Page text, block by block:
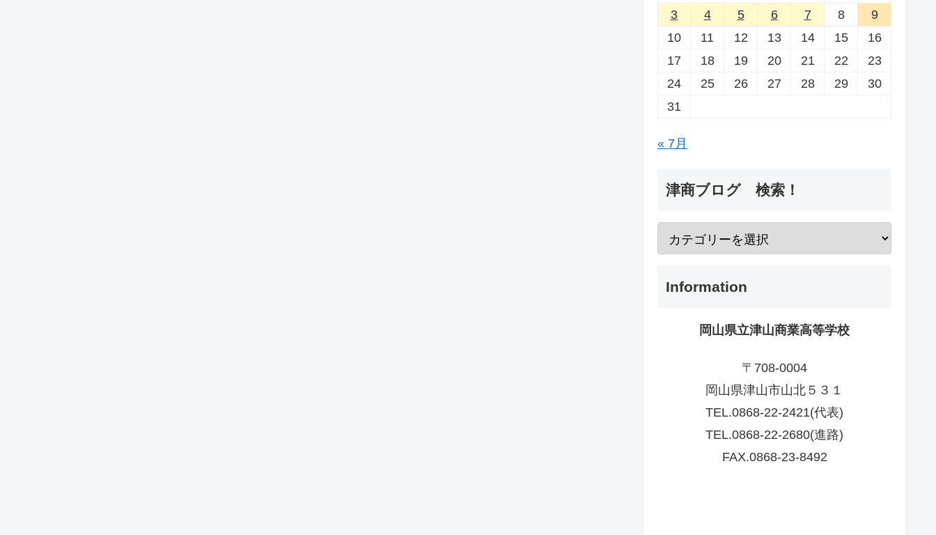
3
4 5 6 7 8
9
10
11 12 13 14 15
16
17
18 19 20 21 22
23
24
25 26 27 28 29
30
31
« 7月
津商ブログ 検索！
Information
岡山県立津山商業高等学校
〒708-0004
岡山県津山市山北５３１
TEL.0868-22-2421(代表)
TEL.0868-22-2680(進路)
FAX.0868-23-8492